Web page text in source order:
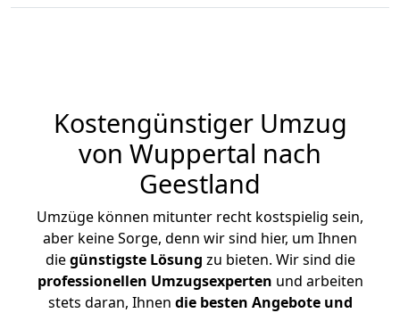
Kostengünstiger Umzug
von Wuppertal nach
Geestland
Umzüge können mitunter recht kostspielig sein,
aber keine Sorge, denn wir sind hier, um Ihnen
diegünstigste Lösung zu bieten. Wir sind die
professionellen Umzugsexperten und arbeiten
stets daran, Ihnen die besten Angebote und